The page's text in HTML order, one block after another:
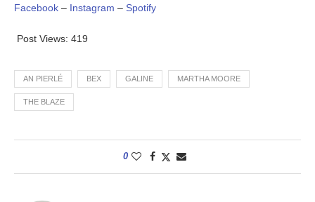
Facebook – Instagram – Spotify
Post Views: 419
AN PIERLÉ BEX GALINE MARTHA MOORE
THE BLAZE
0